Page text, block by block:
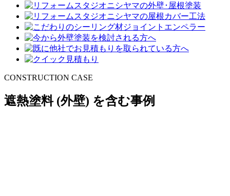
CONSTRUCTION CASE
遮熱塗料 (外壁) を含む事例